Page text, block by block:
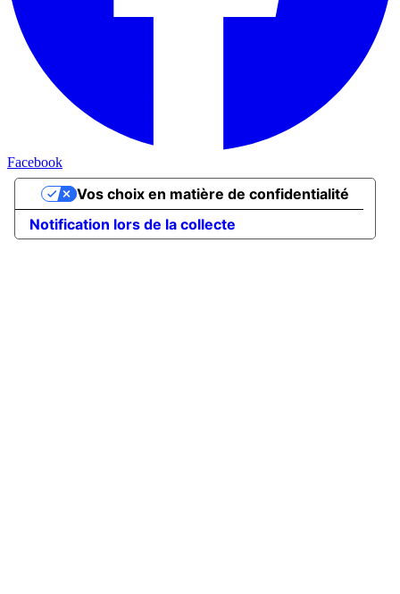
Facebook
Notification lors de la collecte
Vos choix en matière de confidentialité